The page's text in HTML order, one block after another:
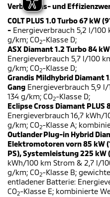
Verbrauchs- und
COLT PLUS 1.0 Turbo 67 kW
- Energieverbrauch 5,2 l/100
g/km; CO2-Klasse D;
ASX Diamant 1.2 Turbo 84
Energieverbrauch 5,7 l/100
g/km; CO2-Klasse D;
Grandis Mildhybrid Diamant
Gang Energieverbrauch 5,9 l/
134 g/km; CO2-Klasse D;
Eclipse Cross Diamant PLUS
Energieverbrauch 16,7 kWh/
g/km; CO2-Klasse A;
Outlander Plug-in Hybrid
Elektromotoren vorn 85 kW
PS), Systemleistung 225 kW
kWh/100 km Strom & 2,7 l/
g/km; CO2-Klasse B;
entladener Batterie:
CO2-Klasse E; kombinierte